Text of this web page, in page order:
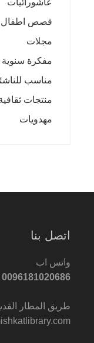
عاشورائيات
قصص اطفال
مجلات
مفكرة سنوية
مناسب
منتجات
مهدويات
اتصل بنا
واتس اب
0096181020686
طريق المطار